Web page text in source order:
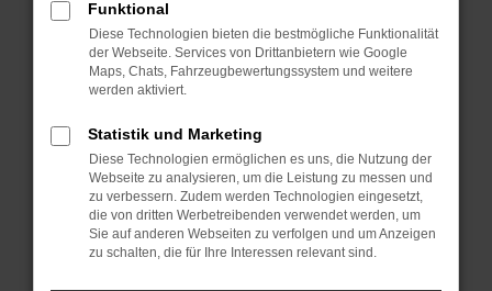
Das kann manchmal helfen, vorübergehende
Probleme zu beheben.
Stelle sicher, dass dein Browser und dein
Betriebssystem auf dem neuesten Stand sind.
Sicherheitsrisiko, sondern kann auch dazu führen,
dass bestimmte Funktionen nicht mehr
unterstützt werden.
Wende dich an den Webseitenbetreiber.
Wenn du alle oben genannten Schritte versucht
hast, kontaktiere uns bitte. Wir werden versuchen,
Funktional
Diese Technologien bieten die bestmögliche Funktionalität
der Webseite. Services von Drittanbietern wie Google
Maps, Chats, Fahrzeugbewertungssystem und weitere
werden aktiviert.
Statistik und Marketing
Diese Technologien ermöglichen es uns, die Nutzung der
Webseite zu analysieren, um die Leistung zu messen und
zu verbessern. Zudem werden Technologien eingesetzt,
die von dritten Werbetreibenden verwendet werden, um
Sie auf anderen Webseiten zu verfolgen und um Anzeigen
zu schalten, die für Ihre Interessen relevant sind.